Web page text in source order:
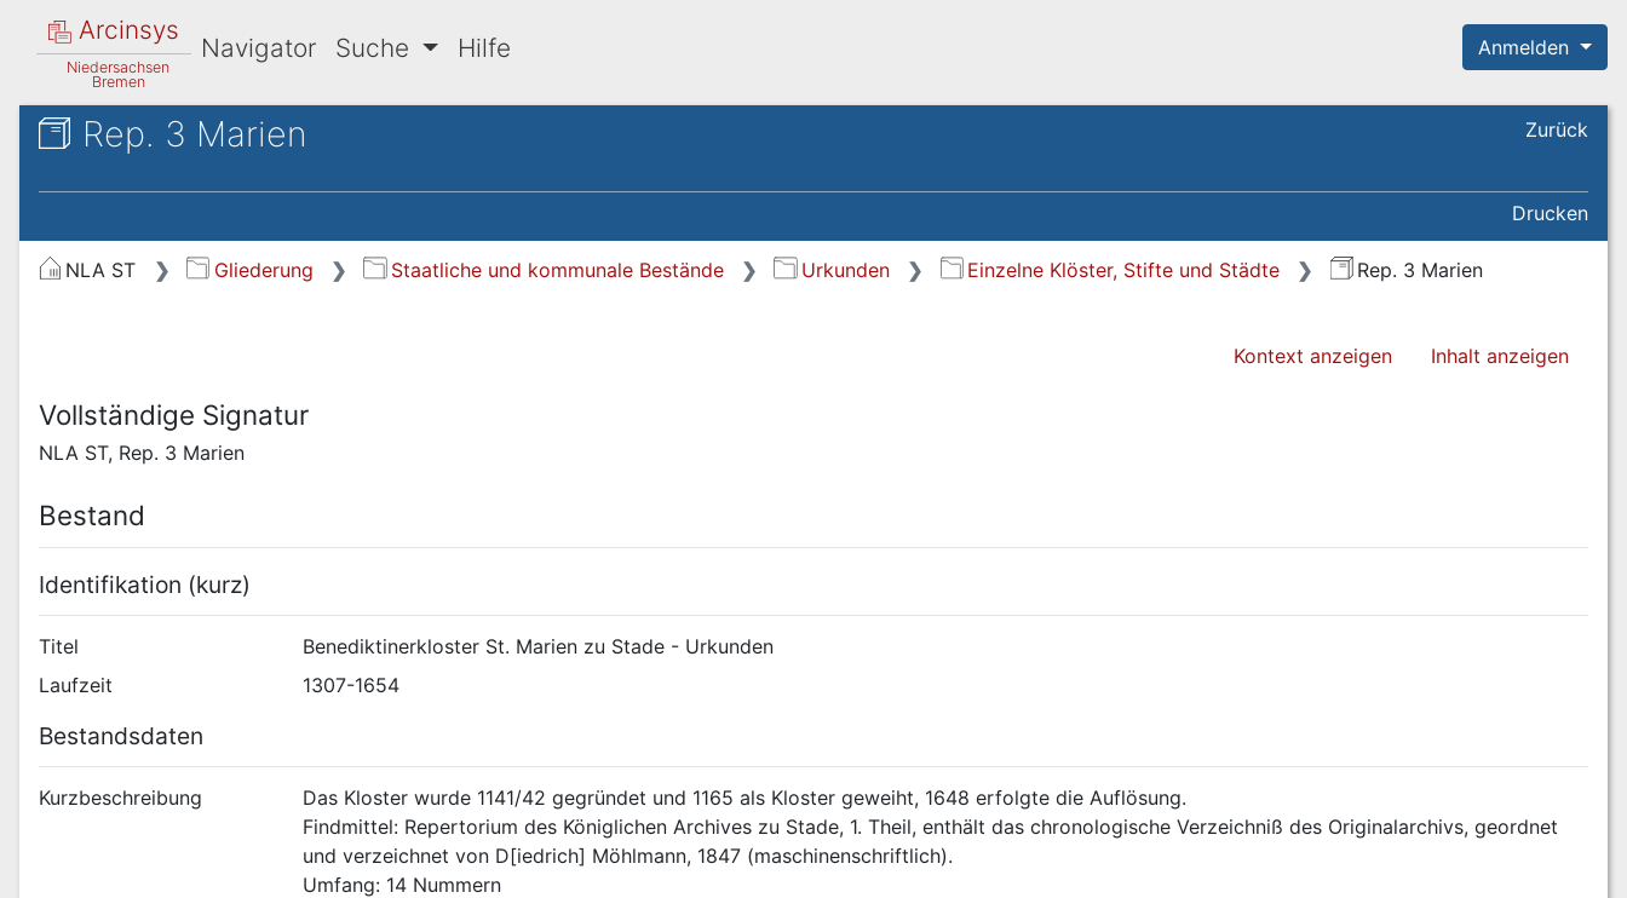
Arcinsys
Niedersachsen
Bremen
Navigator Suche Hilfe Anmelden
Rep. 3 Marien Zurück
Drucken
NLA ST Gliederung Staatliche und kommunale Bestände Urkunden Einzelne Klöster, Stifte und Städte Rep. 3 Marien
Kontext anzeigen Inhalt anzeigen
Vollständige Signatur
NLA ST, Rep. 3 Marien
Bestand
Identifikation (kurz)
Titel
Benediktinerkloster St. Marien zu Stade - Urkunden
Laufzeit
1307-1654
Bestandsdaten
Kurzbeschreibung
Das Kloster wurde 1141/42 gegründet und 1165 als Kloster geweiht, 1648 erfolgte die Auflösung.
Findmittel: Repertorium des Königlichen Archives zu Stade, 1. Theil, enthält das chronologische Verzeichniß des Originalarchivs, geordnet
und verzeichnet von D[iedrich] Möhlmann, 1847 (maschinenschriftlich).
Umfang: 14 Nummern